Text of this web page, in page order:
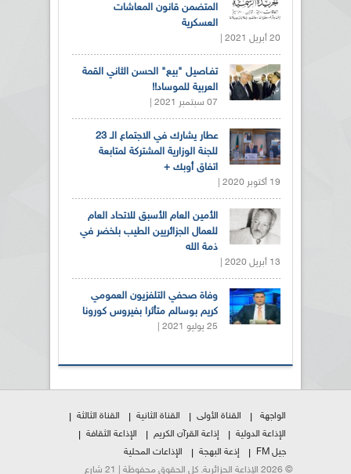
المتضمن قانون المعاشات
العسكرية
20 أبريل 2021 |
تفـاصيل "بيع" الحسن الثاني القمة
العربية للموساد!!
07 سبتمبر 2021 |
عطار يشارك في الاجتماع الـ 23
للجنة الوزارية المشتركة لمتابعة
اتفاق أوبك +
19 أكتوبر 2020 |
الأمين العام الأسبق للاتحاد العام
للعمال الجزائريين الطيب بلخضر في
ذمة الله
13 أبريل 2020 |
وفاة صحفي التلفزيون العمومي
كريم بوسالم متأثرا بفيروس كورونا
25 يوليو 2021 |
الواجهة القناة الأولى القناة الثانية
القناة الثالثة
الإذاعة الدولية
إذاعة القرآن الكريم
الإذاعة الثقافة
جيل FM
إذعة البهجة
الإذاعات المحلية
© 2026 الإذاعة الجزائرية. كل الحقوق محفوظة | 21 شارع